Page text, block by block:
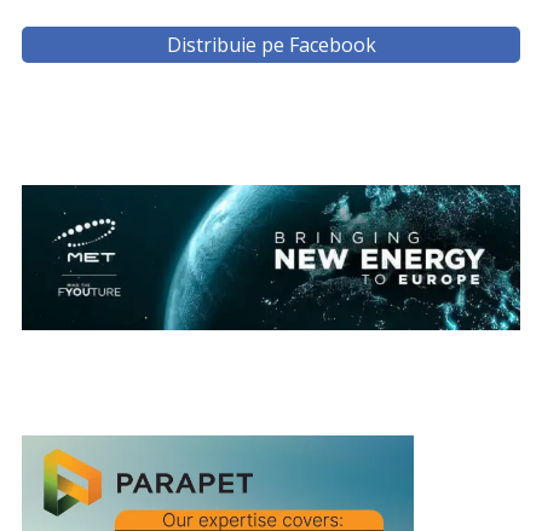
Distribuie pe Facebook